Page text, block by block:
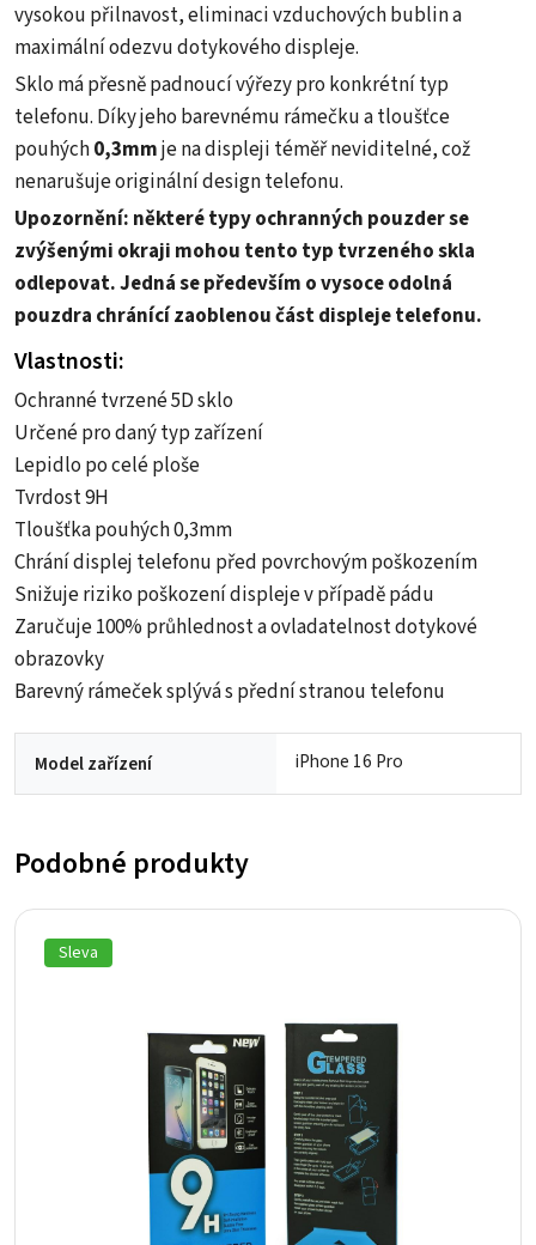
vysokou přilnavost, eliminaci vzduchových bublin a
maximální odezvu dotykového displeje.
Sklo má přesně padnoucí výřezy pro konkrétní typ
telefonu. Díky jeho barevnému rámečku a tloušťce
pouhých0,3mmje na displeji téměř neviditelné, což
nenarušuje originální design telefonu.
Upozornění: některé typy ochranných pouzder se
zvýšenými okraji mohou tento typ tvrzeného skla
odlepovat. Jedná se především o vysoce odolná
pouzdra chránící zaoblenou část displeje telefonu.
Vlastnosti:
Ochranné tvrzené 5D sklo
Určené pro daný typ zařízení
Lepidlo po celé ploše
Tvrdost 9H
Tloušťka pouhých 0,3mm
Chrání displej telefonu před povrchovým poškozením
Snižuje riziko poškození displeje v případě pádu
Zaručuje 100% průhlednost a ovladatelnost dotykové
obrazovky
Barevný rámeček splývá s přední stranou telefonu
Model zařízení iPhone 16 Pro
Podobné produkty
Sleva